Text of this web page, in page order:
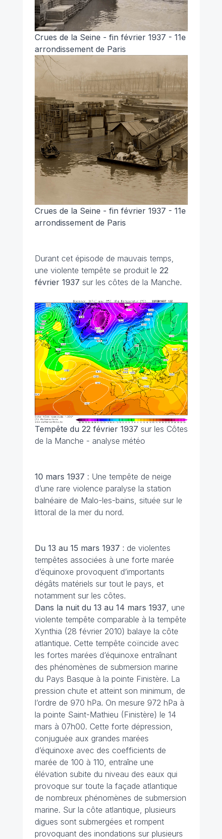
Crues de la Seine - fin février 1937 - 11e
arrondissement de Paris
Crues de la Seine - fin février 1937 - 11e
arrondissement de Paris
Durant cet épisode de mauvais temps,
une violente tempête se produit le 22
février 1937 sur les côtes de la Manche.
Tempête du 22 février 1937 sur les Côtes
de la Manche - analyse météo
10 mars 1937 : Une tempête de neige
d’une rare violence paralyse la station
balnéaire de Malo-les-bains, située sur le
littoral de la mer du nord.
Du 13 au 15 mars 1937 : de violentes
tempêtes associées à une forte marée
d’équinoxe provoquent d’importants
dégâts matériels sur tout le pays, et
notamment sur les côtes.
Dans la nuit du 13 au 14 mars 1937 , une
violente tempête comparable à la tempête
Xynthia (28 février 2010) balaye la côte
atlantique. Cette tempête coïncide avec
les fortes marées d’équinoxe entraînant
des phénomènes de submersion marine
du Pays Basque à la pointe Finistère. La
pression chute et atteint son minimum, de
l’ordre de 970 hPa. On mesure 972 hPa à
la pointe Saint-Mathieu (Finistère) le 14
mars à 07h00. Cette forte dépression,
conjuguée aux grandes marées
d’équinoxe avec des coefficients de
marée de 100 à 110, entraîne une
élévation subite du niveau des eaux qui
provoque sur toute la façade atlantique
de nombreux phénomènes de submersion
marine. Sur la côte atlantique, plusieurs
digues sont submergées et rompent
provoquant des inondations sur plusieurs